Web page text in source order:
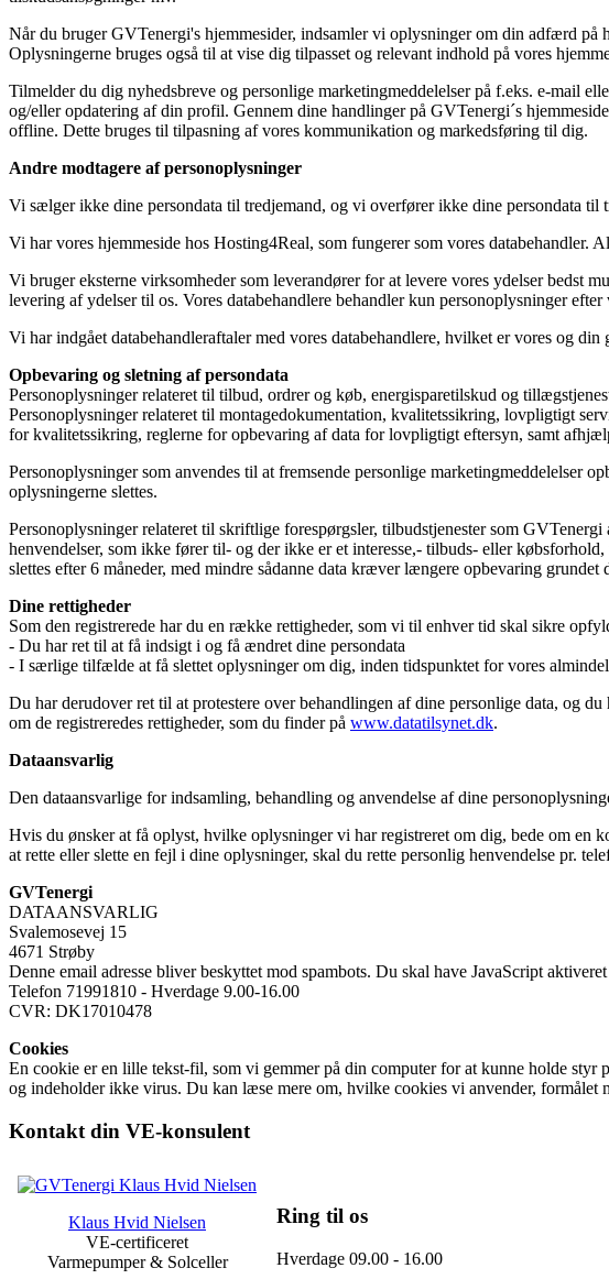
Når du bruger GVTenergi's hjemmesider, indsamler vi oplysninger om din adfærd på
Oplysningerne bruges også til at vise dig tilpasset og relevant indhold på vores
Tilmelder du dig nyhedsbreve og personlige marketingmeddelelser på f.eks. e-mail
og/eller opdatering af din profil. Gennem dine handlinger på GVTenergi´s
offline. Dette bruges til tilpasning af vores kommunikation og markedsføring til dig.
Andre modtagere af personoplysninger
Vi sælger ikke dine persondata til tredjemand, og vi overfører ikke dine persondata til
Vi har vores hjemmeside hos Hosting4Real, som fungerer som vores databehandler.
Vi bruger eksterne virksomheder som leverandører for at levere vores ydelser bedst
levering af ydelser til os. Vores databehandlere behandler kun personoplysninger
Vi har indgået databehandleraftaler med vores databehandlere, hvilket er vores og
Opbevaring og sletning af persondata
Personoplysninger relateret til tilbud, ordrer og køb, energisparetilskud og
Personoplysninger relateret til montagedokumentation, kvalitetssikring, lovpligtigt
for kvalitetssikring, reglerne for opbevaring af data for lovpligtigt eftersyn, samt
Personoplysninger som anvendes til at fremsende personlige marketingmeddelelser
oplysningerne slettes.
Personoplysninger relateret til skriftlige forespørgsler, tilbudstjenester som
henvendelser, som ikke fører til- og der ikke er et interesse,- tilbuds- eller
slettes efter 6 måneder, med mindre sådanne data kræver længere opbevaring
Dine rettigheder
Som den registrerede har du en række rettigheder, som vi til enhver tid skal sikre
- Du har ret til at få indsigt i og få ændret dine persondata
- I særlige tilfælde at få slettet oplysninger om dig, inden tidspunktet for vores
Du har derudover ret til at protestere over behandlingen af dine personlige data, og
om de registreredes rettigheder, som du finder på www.datatilsynet.dk.
Dataansvarlig
Den dataansvarlige for indsamling, behandling og anvendelse af dine
Hvis du ønsker at få oplyst, hvilke oplysninger vi har registreret om dig, bede om en
at rette eller slette en fejl i dine oplysninger, skal du rette personlig henvendelse pr.
GVTenergi
DATAANSVARLIG
Svalemosevej 15
4671 Strøby
Denne email adresse bliver beskyttet mod spambots. Du skal have JavaScript
Telefon 71991810 - Hverdage 9.00-16.00
CVR: DK17010478
Cookies
En cookie er en lille tekst-fil, som vi gemmer på din computer for at kunne holde
og indeholder ikke virus. Du kan læse mere om, hvilke cookies vi anvender, formålet
Kontakt din VE-konsulent
Klaus Hvid Nielsen
VE-certificeret
Varmepumper & Solceller
Ring til os
Hverdage 09.00 - 16.00